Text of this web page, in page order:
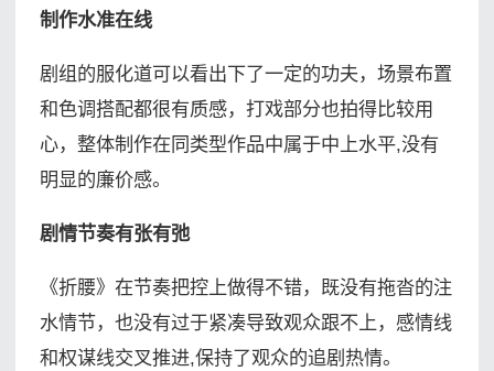
制作水准在线
剧组的服化道可以看出下了一定的功夫，场景布置
和色调搭配都很有质感，打戏部分也拍得比较用
心，整体制作在同类型作品中属于中上水平,没有
明显的廉价感。
剧情节奏有张有弛
《折腰》在节奏把控上做得不错，既没有拖沓的注
水情节，也没有过于紧凑导致观众跟不上，感情线
和权谋线交叉推进,保持了观众的追剧热情。